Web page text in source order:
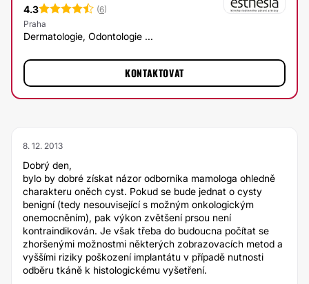
4.3 (6)
Praha
Dermatologie, Odontologie ...
KONTAKTOVAT
8. 12. 2013
Dobrý den,
bylo by dobré získat názor odborníka mamologa ohledně
charakteru oněch cyst. Pokud se bude jednat o cysty
benigní (tedy nesouvisející s možným onkologickým
onemocněním), pak výkon zvětšení prsou není
kontraindikován. Je však třeba do budoucna počítat se
zhoršenými možnostmi některých zobrazovacích metod a
vyššími riziky poškození implantátu v případě nutnosti
odběru tkáně k histologickému vyšetření.